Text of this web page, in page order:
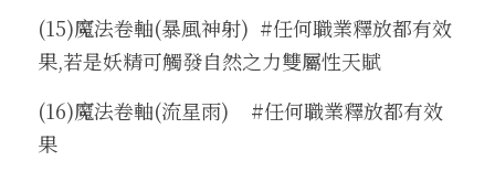
(15)魔法卷軸(暴風神射)  #任何職業釋放都有效
果,若是妖精可觸發自然之力雙屬性天賦
(16)魔法卷軸(流星雨)    #任何職業釋放都有效
果